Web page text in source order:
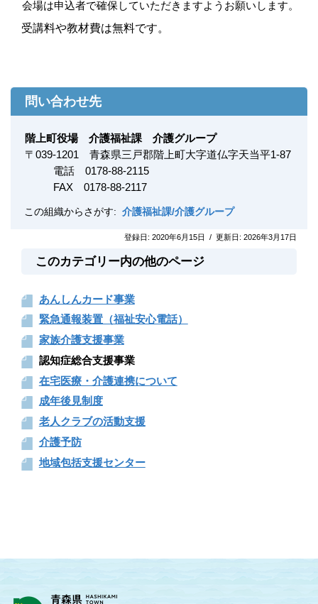
会場は申込者で確保していただきますようお願いします。
受講料や教材費は無料です。
問い合わせ先
階上町役場 介護福祉課 介護グループ
〒 039-1201
青森県三戸郡階上町大字道仏字天当平1-87
電話 0178-88-2115
FAX 0178-88-2117
この組織からさがす: 介護福祉課/介護グループ
登録日: 2020年6月15日 / 更新日: 2026年3月17日
このカテゴリー内の他のページ
あんしんカード事業
緊急通報装置（福祉安心電話）
家族介護支援事業
認知症総合支援事業
在宅医療・介護連携について
成年後見制度
老人クラブの活動支援
介護予防
地域包括支援センター